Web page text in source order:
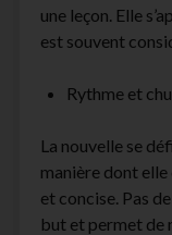
une leçon. Elle
est souvent
Rythme et
La nouvelle se
manière dont
et concise. Pas
but et permet de